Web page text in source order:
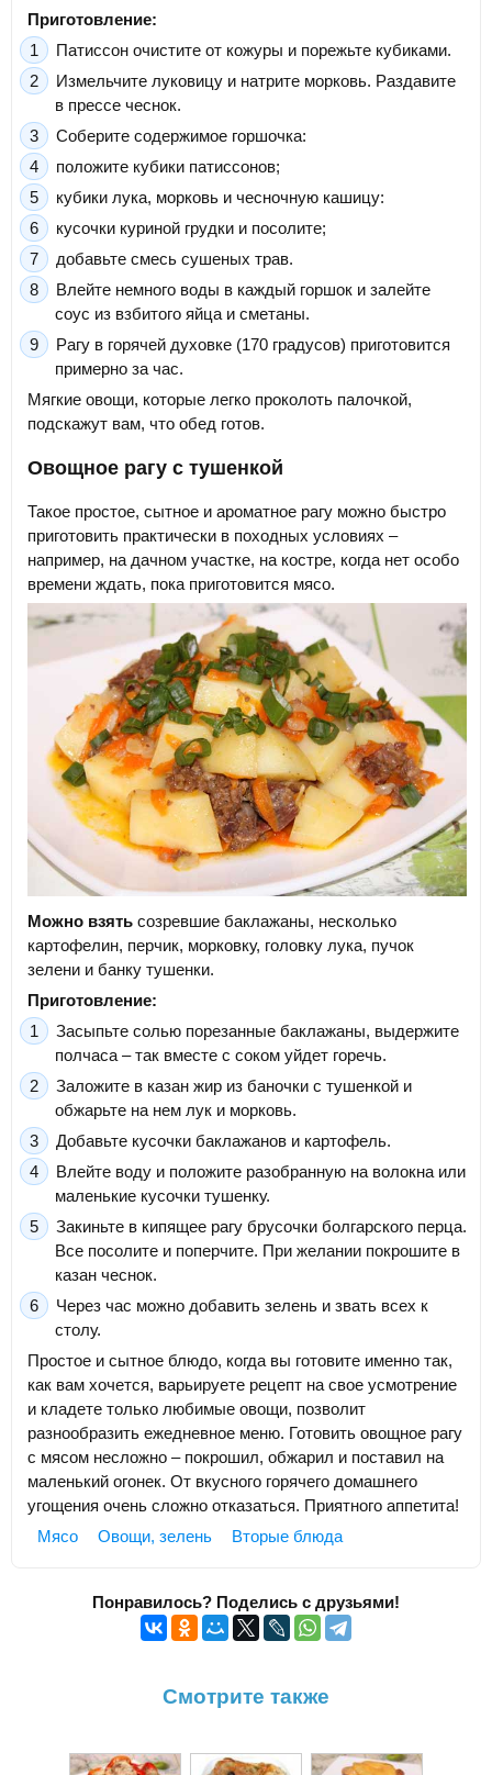
Приготовление:
Патиссон очистите от кожуры и порежьте кубиками.
Измельчите луковицу и натрите морковь. Раздавите
в прессе чеснок.
Соберите содержимое горшочка:
положите кубики патиссонов;
кубики лука, морковь и чесночную кашицу:
кусочки куриной грудки и посолите;
добавьте смесь сушеных трав.
Влейте немного воды в каждый горшок и залейте
соус из взбитого яйца и сметаны.
Рагу в горячей духовке (170 градусов) приготовится
примерно за час.
Мягкие овощи, которые легко проколоть палочкой,
подскажут вам, что обед готов.
Овощное рагу с тушенкой
Такое простое, сытное и ароматное рагу можно быстро
приготовить практически в походных условиях –
например, на дачном участке, на костре, когда нет особо
времени ждать, пока приготовится мясо.
Можно взять созревшие баклажаны, несколько
картофелин, перчик, морковку, головку лука, пучок
зелени и банку тушенки.
Приготовление:
Засыпьте солью порезанные баклажаны, выдержите
полчаса – так вместе с соком уйдет горечь.
Заложите в казан жир из баночки с тушенкой и
обжарьте на нем лук и морковь.
Добавьте кусочки баклажанов и картофель.
Влейте воду и положите разобранную на волокна или
маленькие кусочки тушенку.
Закиньте в кипящее рагу брусочки болгарского перца.
Все посолите и поперчите. При желании покрошите в
казан чеснок.
Через час можно добавить зелень и звать всех к
столу.
Простое и сытное блюдо, когда вы готовите именно так,
как вам хочется, варьируете рецепт на свое усмотрение
и кладете только любимые овощи, позволит
разнообразить ежедневное меню. Готовить овощное рагу
с мясом несложно – покрошил, обжарил и поставил на
маленький огонек. От вкусного горячего домашнего
угощения очень сложно отказаться. Приятного аппетита!
Мясо
Овощи, зелень Вторые блюда
Понравилось? Поделись с друзьями!
Смотрите также